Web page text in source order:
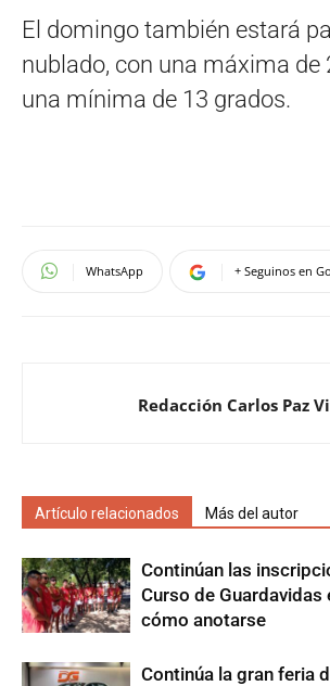
El domingo también estará
nublado, con una máxima de
una mínima de 13 grados.
WhatsApp + Seguinos en
Redacción Carlos Paz
Artículo relacionados Más del autor
Continúan las
Curso de Guardavidas
cómo anotarse
Continúa la gran feria